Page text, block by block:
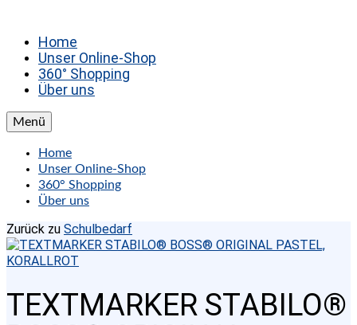
Home
Unser Online-Shop
360° Shopping
Über uns
Menü
Home
Unser Online-Shop
360° Shopping
Über uns
Zurück zu Schulbedarf
TEXTMARKER STABILO®